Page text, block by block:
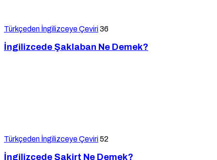
Türkçeden İngilizceye Çeviri36
İngilizcede Şaklaban Ne Demek?
Türkçeden İngilizceye Çeviri52
İngilizcede Şakirt Ne Demek?